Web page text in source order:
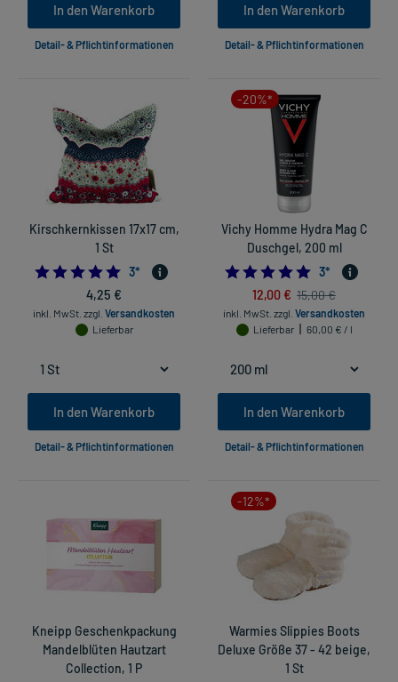
In den Warenkorb
Detail- & Pflichtinformationen
In den Warenkorb
Detail- & Pflichtinformationen
Kirschkernkissen 17x17 cm,
1 St
5.0
3*
4,25 €
inkl. MwSt. zzgl. Versandkosten
Lieferbar
In den Warenkorb
Detail- & Pflichtinformationen
-20%*
Vichy Homme Hydra Mag C
Duschgel, 200 ml
5.0
3*
12,00 € 15,00 €
inkl. MwSt. zzgl. Versandkosten
Lieferbar
60,00 € / l
In den Warenkorb
Detail- & Pflichtinformationen
Kneipp Geschenkpackung
Mandelblüten Hautzart
Collection, 1 P
-12%*
Warmies Slippies Boots
Deluxe Größe 37 - 42 beige,
1 St